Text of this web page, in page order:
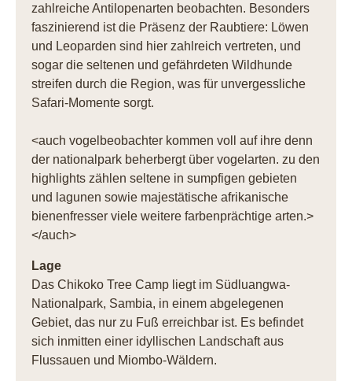
zahlreiche Antilopenarten beobachten. Besonders
faszinierend ist die Präsenz der Raubtiere: Löwen
und Leoparden sind hier zahlreich vertreten, und
sogar die seltenen und gefährdeten Wildhunde
streifen durch die Region, was für unvergessliche
Safari-Momente sorgt.
<auch vogelbeobachter kommen voll auf ihre denn
der nationalpark beherbergt über vogelarten. zu den
highlights zählen seltene in sumpfigen gebieten
und lagunen sowie majestätische afrikanische
bienenfresser viele weitere farbenprächtige arten.>
</auch>
Lage
Das Chikoko Tree Camp liegt im Südluangwa-
Nationalpark, Sambia, in einem abgelegenen
Gebiet, das nur zu Fuß erreichbar ist. Es befindet
sich inmitten einer idyllischen Landschaft aus
Flussauen und Miombo-Wäldern.